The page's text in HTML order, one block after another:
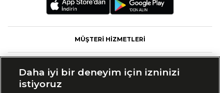
MÜŞTERİ HİZMETLERİ
Daha iyi bir deneyim için izninizi
istiyoruz